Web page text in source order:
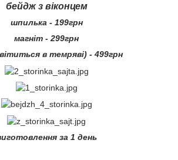
бейдж з віконцем
шпилька - 199грн
магніт - 299грн
в темряві) - 499грн
за 1 день